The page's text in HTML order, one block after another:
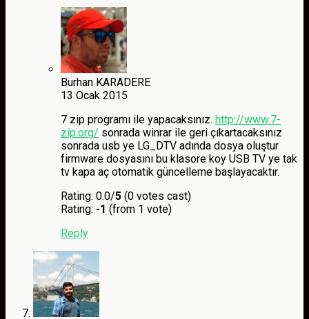
Burhan KARADERE
13 Ocak 2015
7 zip programı ile yapacaksınız. http://www.7-
zip.org/ sonrada winrar ile geri çıkartacaksınız
sonrada usb ye LG_DTV adında dosya oluştur
firmware dosyasını bu klasore koy USB TV ye tak
tv kapa aç otomatik güncelleme başlayacaktır.
Rating: 0.0/5 (0 votes cast)
Rating: -1 (from 1 vote)
Reply